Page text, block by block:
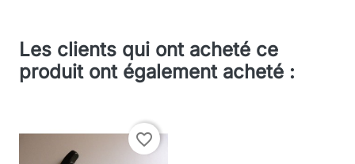
Les clients qui ont acheté ce
produit ont également acheté :
favorite_border